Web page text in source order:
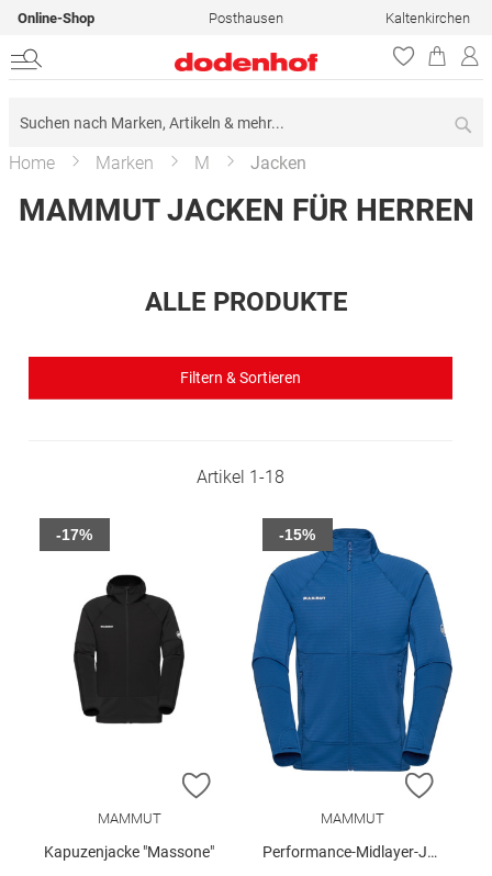
Online-Shop Posthausen Kaltenkirchen
Home Marken M Jacken
MAMMUT JACKEN FÜR HERREN
ALLE PRODUKTE
Filtern & Sortieren
Artikel 1-18
ZUR WUNSCHLISTE HINZUFÜGEN
MAMMUT
Kapuzenjacke "Massone"
-17%
ZUR
MAMMUT
Performance-Midlayer-Jacke "Taiss"
-15%